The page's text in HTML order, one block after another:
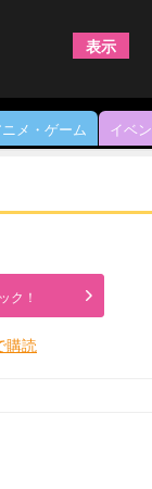
メ・ゲーム イベ
ク！
購読
表示